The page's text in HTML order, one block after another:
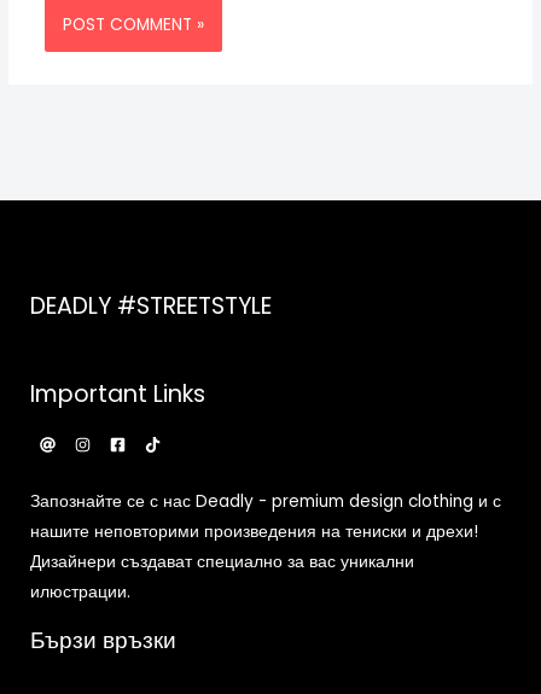
DEADLY #STREETSTYLE
Important Links
Запознайте се с нас Deadly - premium design clothing и с
нашите неповторими произведения на тениски и дрехи!
Дизайнери създават специално за вас уникални
илюстрации.
Бързи връзки